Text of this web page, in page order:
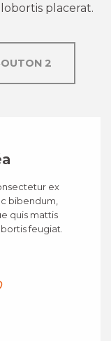
placerat.
2
ex
bibendum,
quis mattis
feugiat.